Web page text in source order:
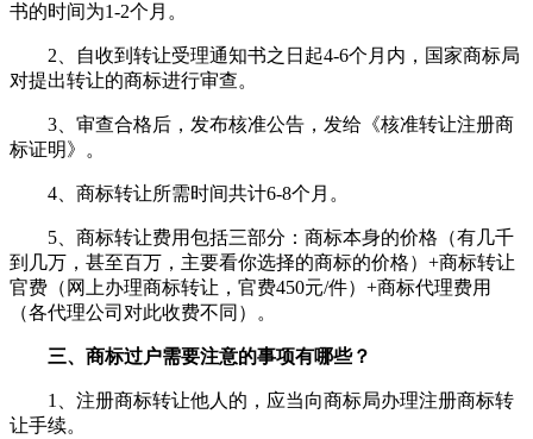
书的时间为1-2个月。
2、自收到转让受理通知书之日起4-6个月内，国家商标局
对提出转让的商标进行审查。
3、审查合格后，发布核准公告，发给《核准转让注册商
标证明》。
4、商标转让所需时间共计6-8个月。
5、商标转让费用包括三部分：商标本身的价格（有几千
到几万，甚至百万，主要看你选择的商标的价格）+商标转让
官费（网上办理商标转让，官费450元/件）+商标代理费用
（各代理公司对此收费不同）。
三、商标过户需要注意的事项有哪些？
1、注册商标转让他人的，应当向商标局办理注册商标转
让手续。